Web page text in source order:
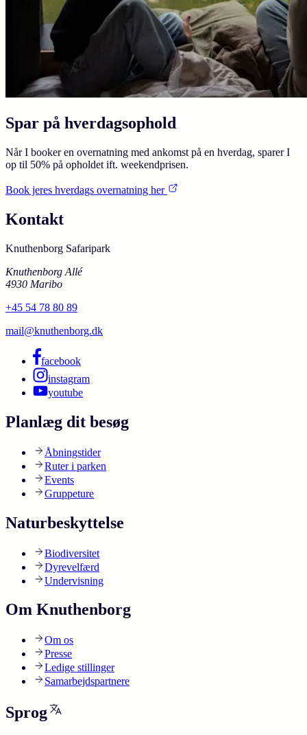
Spar på hverdagsophold
Når I booker en overnatning med ankomst på en hverdag, sparer I
op til 50% på opholdet ift. weekendprisen.
Book jeres hverdags overnatning her
Kontakt
Knuthenborg Safaripark
Knuthenborg Allé
4930 Maribo
+45 54 78 80 89
mail@knuthenborg.dk
facebook
instagram
youtube
Planlæg dit besøg
Åbningstider
Ruter i parken
Events
Gruppeture
Naturbeskyttelse
Biodiversitet
Dyrevelfærd
Undervisning
Om Knuthenborg
Om os
Presse
Ledige stillinger
Samarbejdspartnere
Sprog